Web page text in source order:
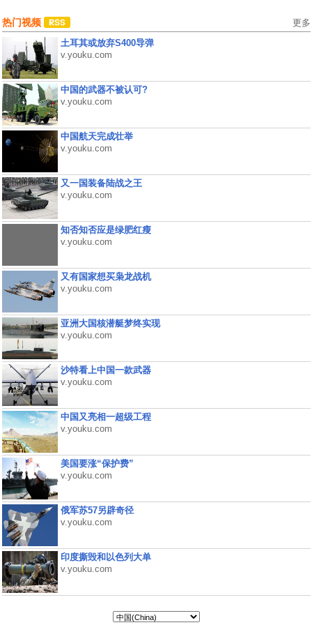
热门视频 更多
土耳其或放弃S400导弹
v.youku.com
中国的武器不被认可?
v.youku.com
中国航天完成壮举
v.youku.com
又一国装备陆战之王
v.youku.com
知否知否应是绿肥红瘦
v.youku.com
又有国家想买枭龙战机
v.youku.com
亚洲大国核潜艇梦终实现
v.youku.com
沙特看上中国一款武器
v.youku.com
中国又亮相一超级工程
v.youku.com
美国要涨“保护费”
v.youku.com
俄军苏57另辟奇径
v.youku.com
印度撕毁和以色列大单
v.youku.com